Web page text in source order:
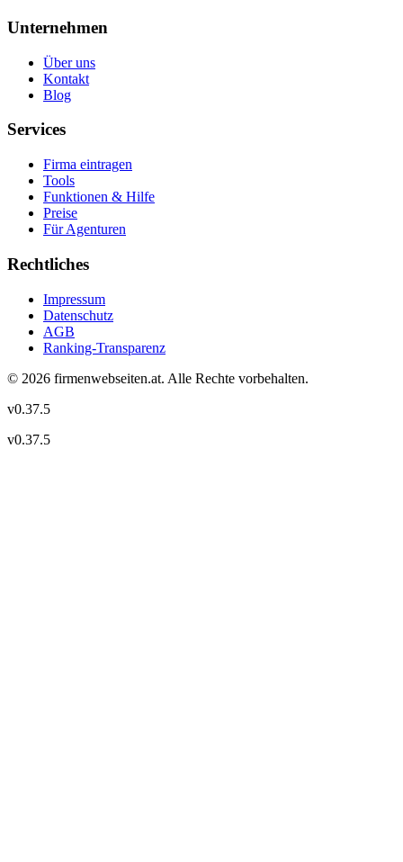
Unternehmen
Über uns
Kontakt
Blog
Services
Firma eintragen
Tools
Funktionen & Hilfe
Preise
Für Agenturen
Rechtliches
Impressum
Datenschutz
AGB
Ranking-Transparenz
© 2026 firmenwebseiten.at. Alle Rechte vorbehalten.
v0.37.5
v0.37.5